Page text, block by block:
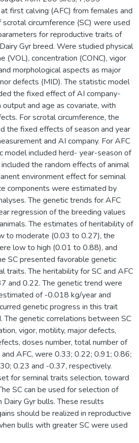
first calving (AFC) from females and
circumference (SC) were used
for reproductive traits of
Gyr breed. Were studied physical
(VOL), concentration (CONC), vigor
morphological aspects as major
defects (MID). The statistic model
the fixed effect of AI company-
and age as covariate, with
For scrotal circumference, the
the fixed effects of season and year
and AI company. For AFC
model included herd- year-season of
the random effects of animal
environment effect for seminal
components were estimated by
The genetic trends for AFC
regression of the breeding values
The estimates of heritability of
to moderate (0.03 to 0.27), the
low to high (0.01 to 0.88), and
SC presented favorable genetic
traits. The heritability for SC and AFC
and 0.22. The genetic trend were
of -0.018 kg/year and
genetic progress in this trait
The genetic correlations between SC
vigor, motility, major defects,
doses number, total number of
AFC, were 0.33; 0.22; 0.91; 0.86;
0.23 and -0.37, respectively.
for seminal traits selection, toward
SC can be used for selection of
Dairy Gyr bulls. These results
should be realized in reproductive
bulls with greater SC were used